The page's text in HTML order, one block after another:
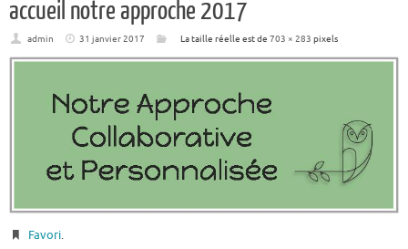
accueil notre approche 2017
admin 31 janvier 2017 La taille réelle est de 703 × 283 pixels
Favori.